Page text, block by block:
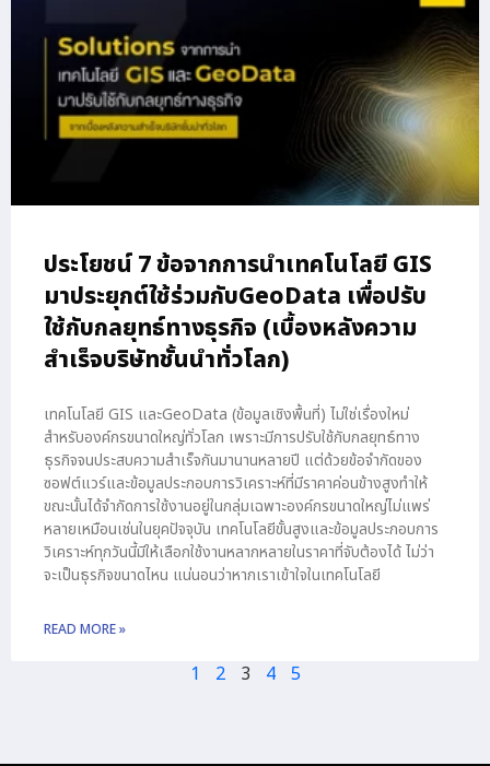
ประโยชน์ 7 ข้อจากการนำเทคโนโลยี GIS
มาประยุกต์ใช้ร่วมกับGeoData เพื่อปรับ
ใช้กับกลยุทธ์ทางธุรกิจ (เบื้องหลังความ
สำเร็จบริษัทชั้นนำทั่วโลก)
เทคโนโลยี GIS และGeoData (ข้อมูลเชิงพื้นที่) ไม่ใช่เรื่องใหม่
สำหรับองค์กรขนาดใหญ่ทั่วโลก เพราะมีการปรับใช้กับกลยุทธ์ทาง
ธุรกิจจนประสบความสำเร็จกันมานานหลายปี แต่ด้วยข้อจำกัดของ
ซอฟต์แวร์และข้อมูลประกอบการวิเคราะห์ที่มีราคาค่อนข้างสูงทำให้
ขณะนั้นได้จำกัดการใช้งานอยู่ในกลุ่มเฉพาะองค์กรขนาดใหญ่ไม่แพร่
หลายเหมือนเช่นในยุคปัจจุบัน เทคโนโลยีขั้นสูงและข้อมูลประกอบการ
วิเคราะห์ทุกวันนี้มีให้เลือกใช้งานหลากหลายในราคาที่จับต้องได้ ไม่ว่า
จะเป็นธุรกิจขนาดไหน แน่นอนว่าหากเราเข้าใจในเทคโนโลยี
READ MORE »
1 2 3 4 5